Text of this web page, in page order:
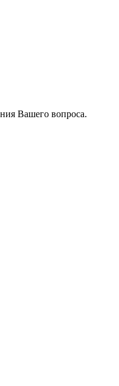
Вашего вопроса.